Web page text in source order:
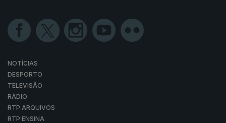
NOTÍCIAS
DESPORTO
TELEVISÃO
RÁDIO
RTP ARQUIVOS
RTP ENSINA